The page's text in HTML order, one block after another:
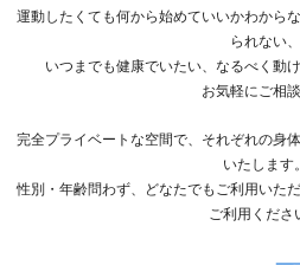
運動したくても何から始めていいかわから
られない、
いつまでも健康でいたい、なるべく動
お気軽にご相談
完全プライベートな空間で、それぞれの身
いたします。
性別・年齢問わず、どなたでもご利用いた
ご利用くださ